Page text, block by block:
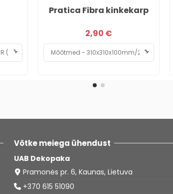
Pratica Fibra kinkekarp
2,90 €
Võtke meiega ühendust
UAB Dekopaka
Pramonės pr. 6, Kaunas, Lietuva
+370 615 51090